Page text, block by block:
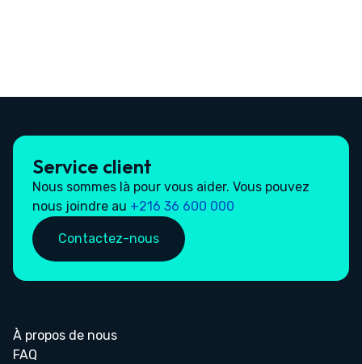
Service client
Nous sommes là pour vous aider. Vous pouvez
nous joindre au +216 36 600 000
Contactez-nous
À propos de nous
FAQ